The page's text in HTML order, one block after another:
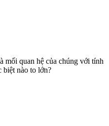
mối quan hệ của chúng với tính
biệt nào to lớn?